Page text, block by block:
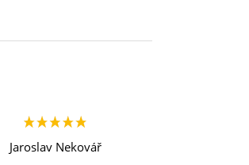
Jaroslav Nekovář